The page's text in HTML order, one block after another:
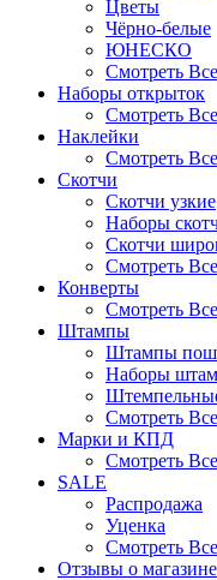
Цветы
Чёрно-белые
ЮНЕСКО
Смотреть Все
Наборы открыток
Смотреть Все
Наклейки
Смотреть Все
Скотчи
Скотчи узкие
Наборы
Скотчи
Смотреть Все
Конверты
Смотреть Все
Штампы
Штампы
Наборы
Смотреть Все
Марки и КПД
Смотреть Все
SALE
Распродажа
Уценка
Смотреть Все
Отзывы о магазине